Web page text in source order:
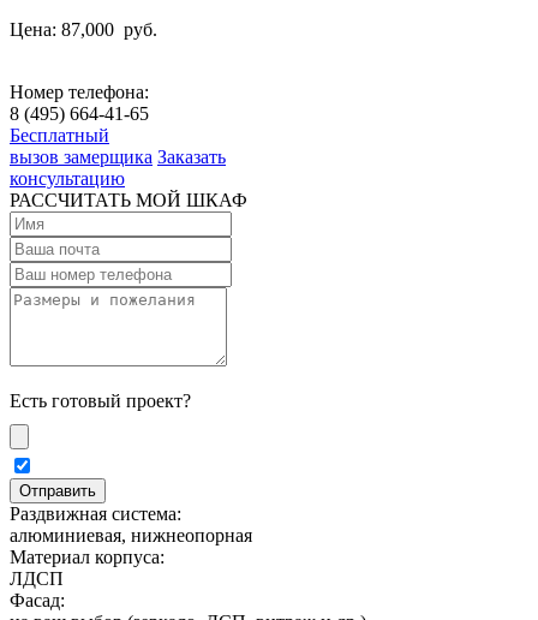
Цена: 87,000 руб.
Номер телефона:
8 (495) 664-41-65
Бесплатный
вызов замерщика Заказать
консультацию
РАССЧИТАТЬ МОЙ ШКАФ
Есть готовый проект?
Раздвижная система:
алюминиевая, нижнеопорная
Материал корпуса:
ЛДСП
Фасад: